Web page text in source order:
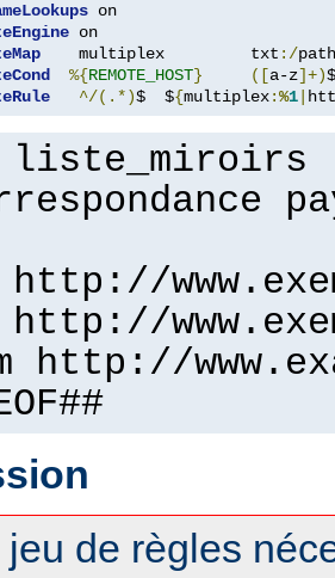
    multiplex         txt
:/path
%{REMOTE_HOST} ([a-z]+)
^/(.*)$  ${multiplex:%1
liste_miroirs
http://
http://
http://
jeu de règles